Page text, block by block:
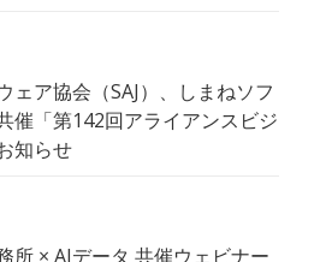
ェア協会（SAJ）、しまねソフ
催「第142回アライアンスビジ
知らせ
所 × AIデータ 共催ウェビナー